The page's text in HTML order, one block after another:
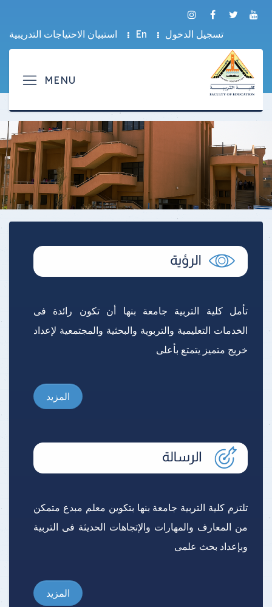
تسجيل الدخول En استبيان الاحتياجات التدريبية
تأمل كلية التربية جامعة بنها أن تكون رائدة فى
الخدمات التعليمية والتربوية والبحثية والمجتمعية لإعداد
خريج متميز يتمتع بأعلى
المزيد
تلتزم كلية التربية جامعة بنها بتكوين معلم مبدع متمكن
من المعارف والمهارات والإتجاهات الحديثة فى التربية
وبإعداد بحث علمى
المزيد